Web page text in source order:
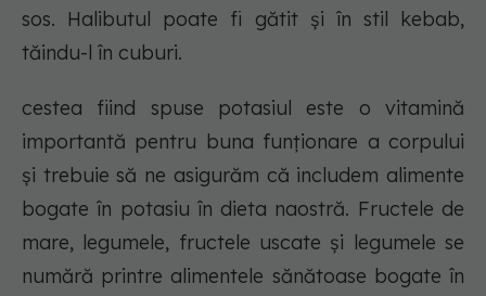
sos. Halibutul poate fi gătit și în stil kebab,
tăindu-l în cuburi.
cestea fiind spuse potasiul este o vitamină
importantă pentru buna funționare a corpului
și trebuie să ne asigurăm că includem alimente
bogate în potasiu în dieta naostră. Fructele de
mare, legumele, fructele uscate și legumele se
numără printre alimentele sănătoase bogate în